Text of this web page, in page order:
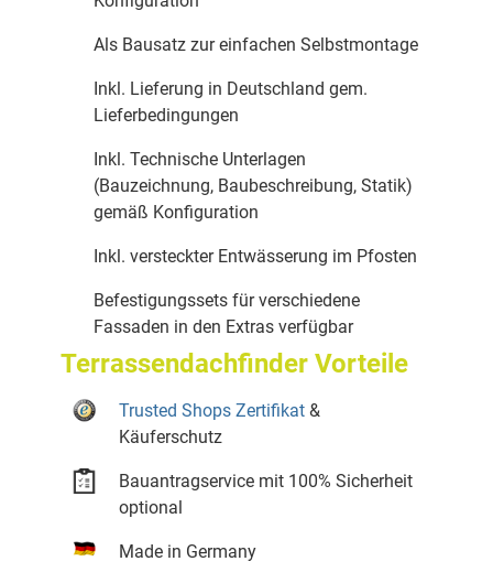
Als Bausatz zur einfachen Selbstmontage
Inkl. Lieferung in Deutschland gem.
Lieferbedingungen
Inkl. Technische Unterlagen
(Bauzeichnung, Baubeschreibung, Statik)
gemäß Konfiguration
Inkl. versteckter Entwässerung im Pfosten
Befestigungssets für verschiedene
Fassaden in den Extras verfügbar
Terrassendachfinder Vorteile
Trusted Shops Zertifikat &
Käuferschutz
Bauantragservice mit 100% Sicherheit
optional
Made in Germany